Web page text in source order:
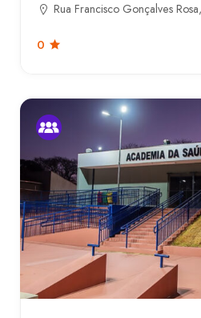
Rua Francisco Gonçalves
0